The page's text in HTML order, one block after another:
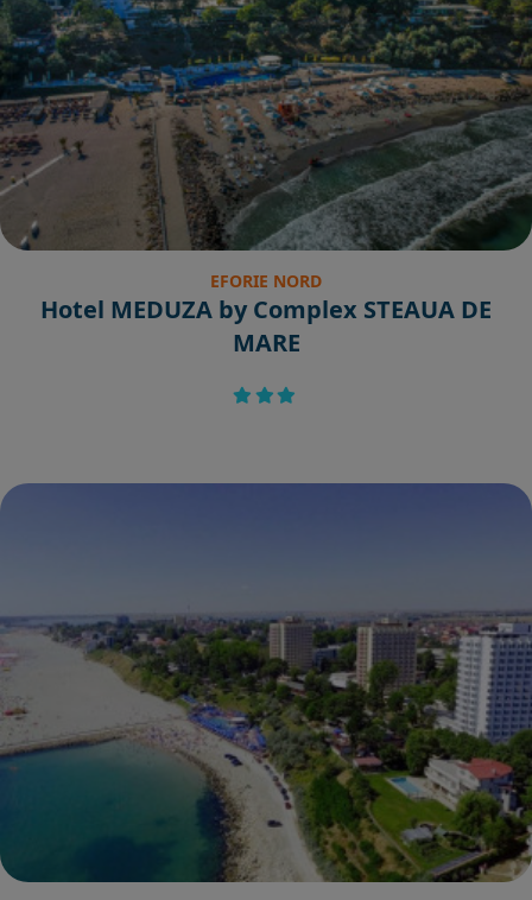
EFORIE NORD
Hotel MEDUZA by Complex STEAUA DE
MARE